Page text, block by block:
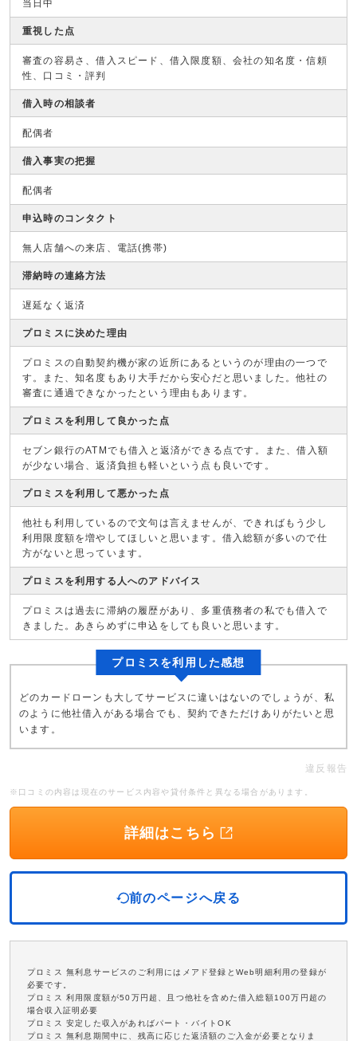
当日中
重視した点
審査の容易さ、借入スピード、借入限度額、会社の知名度・信頼
性、口コミ・評判
借入時の相談者
配偶者
借入事実の把握
配偶者
申込時のコンタクト
無人店舗への来店、電話(携帯)
滞納時の連絡方法
遅延なく返済
プロミスに決めた理由
プロミスの自動契約機が家の近所にあるというのが理由の一つで
す。また、知名度もあり大手だから安心だと思いました。他社の
審査に通過できなかったという理由もあります。
プロミスを利用して良かった点
セブン銀行のATMでも借入と返済ができる点です。また、借入額
が少ない場合、返済負担も軽いという点も良いです。
プロミスを利用して悪かった点
他社も利用しているので文句は言えませんが、できればもう少し
利用限度額を増やしてほしいと思います。借入総額が多いので仕
方がないと思っています。
プロミスを利用する人へのアドバイス
プロミスは過去に滞納の履歴があり、多重債務者の私でも借入で
きました。あきらめずに申込をしても良いと思います。
プロミスを利用した感想
どのカードローンも大してサービスに違いはないのでしょうが、私
のように他社借入がある場合でも、契約できただけありがたいと思
います。
違反報告
※口コミの内容は現在のサービス内容や貸付条件と異なる場合があります。
詳細はこちら
前のページへ戻る
プロミス 無利息サービスのご利用にはメアド登録とWeb明細利用の登録が
必要です。
プロミス 利用限度額が50万円超、且つ他社を含めた借入総額100万円超の
場合収入証明必要
プロミス 安定した収入があればパート・バイトOK
プロミス 無利息期間中に、残高に応じた返済額のご入金が必要となりま